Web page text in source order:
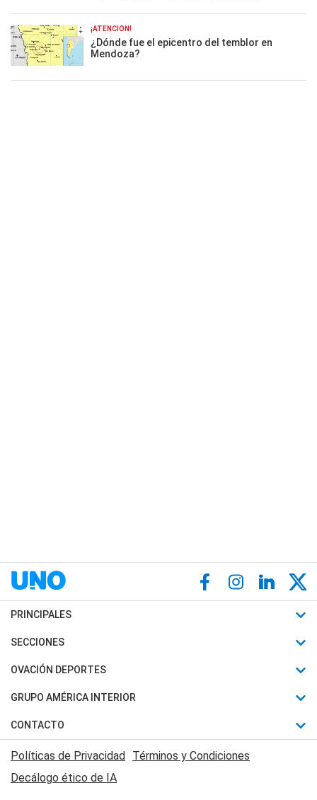
¡ATENCIÓN!
¿Dónde fue el epicentro del temblor en
Mendoza?
PRINCIPALES
Últimas Noticias
Política
Judiciales
Economia
SECCIONES
Horóscopo
Motores
Trucos caseros
Series y Películas
Edictos y Solicitadas
OVACIÓN DEPORTES
Fútbol
Mundial
Automovilismo
Rugby
GRUPO AMÉRICA INTERIOR
Canal 7 en Vivo
CONTACTO
Acerca de Nosotros
Contactanos
Políticas de Privacidad Términos y Condiciones
Decálogo ético de IA